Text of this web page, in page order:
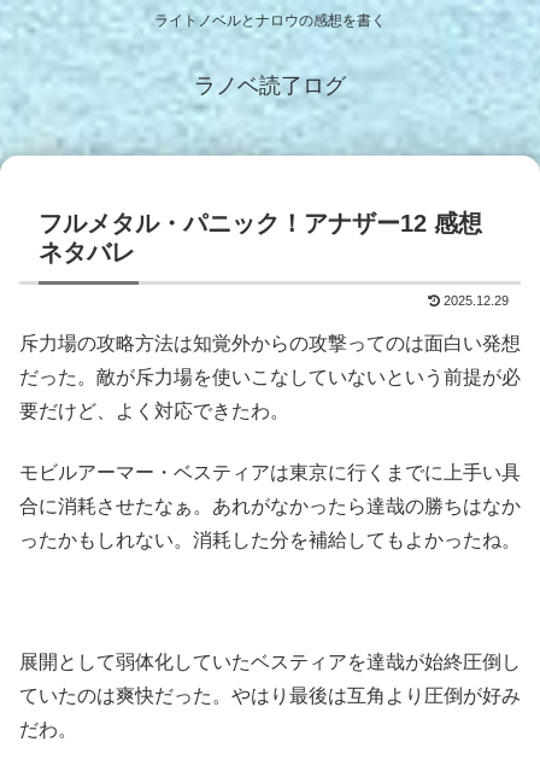
ライトノベルとナロウの感想を書く
ラノベ読了ログ
フルメタル・パニック！アナザー12 感想
ネタバレ
2025.12.29
斥力場の攻略方法は知覚外からの攻撃ってのは面白い発想
だった。敵が斥力場を使いこなしていないという前提が必
要だけど、よく対応できたわ。
モビルアーマー・ベスティアは東京に行くまでに上手い具
合に消耗させたなぁ。あれがなかったら達哉の勝ちはなか
ったかもしれない。消耗した分を補給してもよかったね。
展開として弱体化していたベスティアを達哉が始終圧倒し
ていたのは爽快だった。やはり最後は互角より圧倒が好み
だわ。